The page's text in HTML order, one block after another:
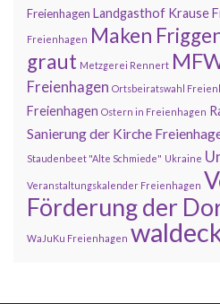
Freienhagen Landgasthof Krause
Freienhagen Maken
graut Metzgerei Rennert
Freienhagen Ortsbeiratswahl
Freienhagen Ostern in Freienhagen
Sanierung der Kirche
Staudenbeet "Alte Schmiede" Ukraine
Veranstaltungskalender Freienhagen
Förderung der
WaJuKu Freienhagen